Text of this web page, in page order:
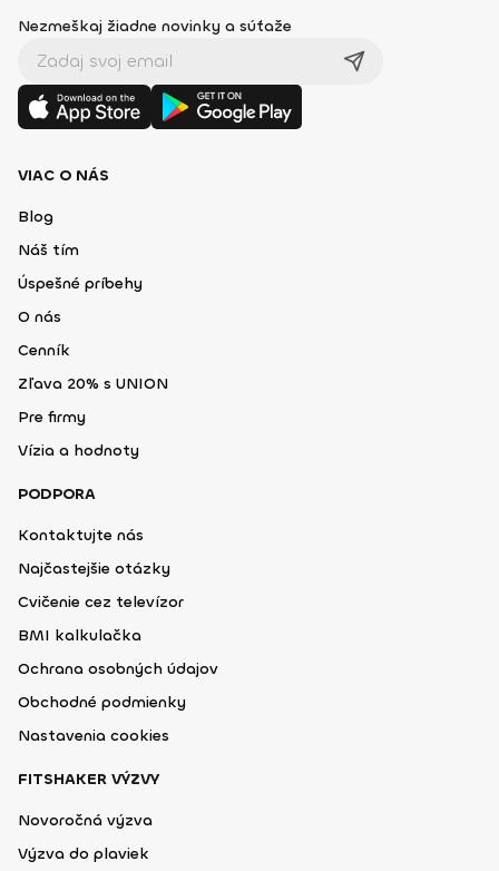
Nezmeškaj žiadne novinky a súťaže
VIAC O NÁS
Blog
Náš tím
Úspešné príbehy
O nás
Cenník
Zľava 20% s UNION
Pre firmy
Vízia a hodnoty
PODPORA
Kontaktujte nás
Najčastejšie otázky
Cvičenie cez televízor
BMI kalkulačka
Ochrana osobných údajov
Obchodné podmienky
Nastavenia cookies
FITSHAKER VÝZVY
Novoročná výzva
Výzva do plaviek